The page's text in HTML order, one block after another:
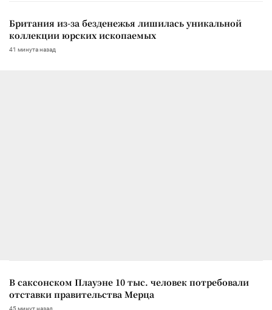
Британия из-за безденежья лишилась уникальной
коллекции юрских ископаемых
41 минута назад
В саксонском Плауэне 10 тыс. человек потребовали
отставки правительства Мерца
45 минут назад